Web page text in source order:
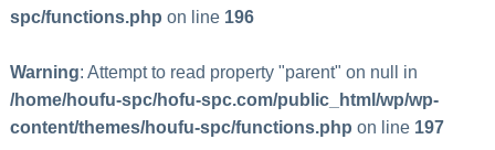
spc/functions.php on line 196
Warning: Attempt to read property "parent" on null in
/home/houfu-spc/hofu-spc.com/public_html/wp/wp-
content/themes/houfu-spc/functions.php on line 197